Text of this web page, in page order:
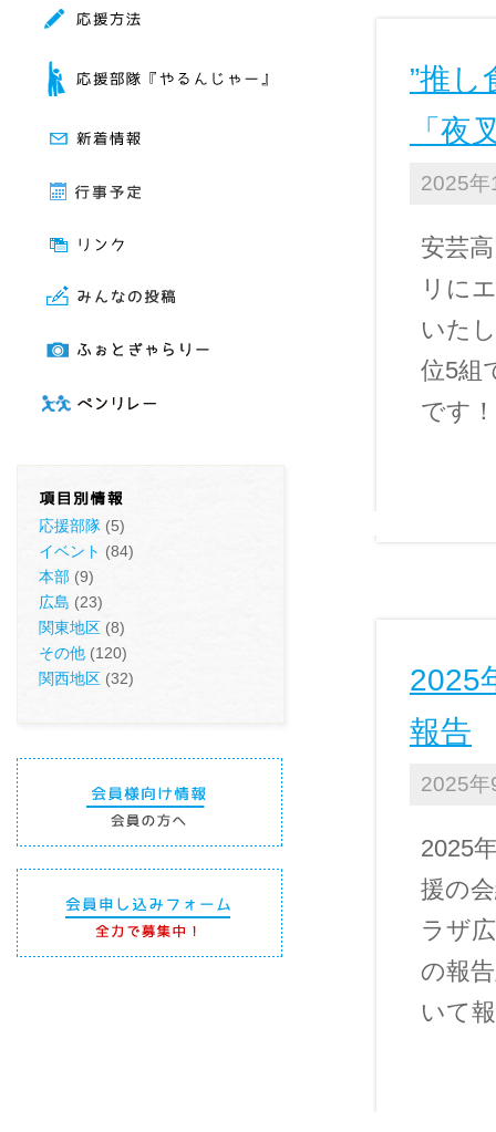
応援部隊 (5)
イベント (84)
本部 (9)
広島 (23)
関東地区 (8)
その他 (120)
関西地区 (32)
”推
「夜
2025年
安芸
リに
いた
位5組
です
2025
報告
2025年
2025
援の
ラザ
の報
いて